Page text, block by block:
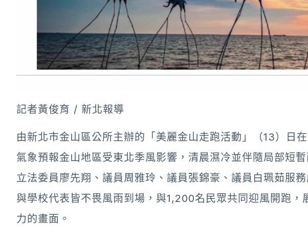
記者黃俊育 / 新北報導
由新北市金山區公所主辦的「美麗金山走跑活動」（13）日
氣象預報金山地區受東北季風影響，清晨濕冷並伴隨局部短
立法委員廖先翔、議員周雅玲、議員張錦豪、議員白珮茹服
與學校代表皆不畏風雨到場，與1,200名民眾共同迎風開跑，
力的畫面。